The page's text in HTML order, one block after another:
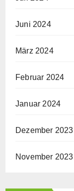
Juni 2024
März 2024
Februar 2024
Januar 2024
Dezember 2023
November 2023